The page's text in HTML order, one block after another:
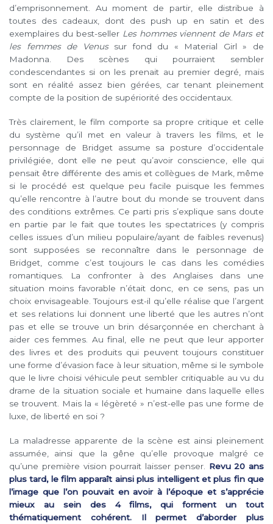
d’emprisonnement. Au moment de partir, elle distribue à
toutes des cadeaux, dont des push up en satin et des
exemplaires du best-seller Les hommes viennent de Mars et
les femmes de Venussur fond du « Material Girl » de
Madonna. Des scènes qui pourraient sembler
condescendantes si on les prenait au premier degré, mais
sont en réalité assez bien gérées, car tenant pleinement
compte de la position de supériorité des occidentaux.
Très clairement, le film comporte sa propre critique et celle
du système qu’il met en valeur à travers les films, et le
personnage de Bridget assume sa posture d’occidentale
privilégiée, dont elle ne peut qu’avoir conscience, elle qui
pensait être différente des amis et collègues de Mark, même
si le procédé est quelque peu facile puisque les femmes
qu’elle rencontre à l’autre bout du monde se trouvent dans
des conditions extrêmes. Ce parti pris s’explique sans doute
en partie par le fait que toutes les spectatrices (y compris
celles issues d’un milieu populaire/ayant de faibles revenus)
sont supposées se reconnaître dans le personnage de
Bridget, comme c’est toujours le cas dans les comédies
romantiques. La confronter à des Anglaises dans une
situation moins favorable n’était donc, en ce sens, pas un
choix envisageable. Toujours est-il qu’elle réalise que l’argent
et ses relations lui donnent une liberté que les autres n’ont
pas et elle se trouve un brin désarçonnée en cherchant à
aider ces femmes. Au final, elle ne peut que leur apporter
des livres et des produits qui peuvent toujours constituer
une forme d’évasion face à leur situation, même si le symbole
que le livre choisi véhicule peut sembler critiquable au vu du
drame de la situation sociale et humaine dans laquelle elles
se trouvent. Mais la « légèreté » n’est-elle pas une forme de
luxe, de liberté en soi ?
La maladresse apparente de la scène est ainsi pleinement
assumée, ainsi que la gêne qu’elle provoque malgré ce
qu’une première vision pourrait laisser penser. Revu 20 ans
plus tard, le film apparaît ainsi plus intelligent et plus fin que
l’image que l’on pouvait en avoir à l’époque et s’apprécie
mieux au sein des 4 films, qui forment un tout
thématiquement cohérent. Il permet d’aborder plus